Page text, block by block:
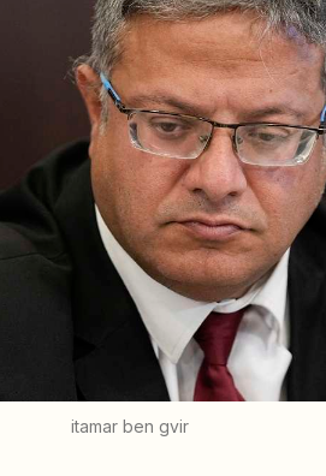
itamar ben gvir